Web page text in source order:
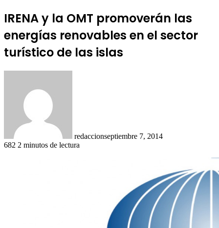
IRENA y la OMT promoverán las
energías renovables en el sector
turístico de las islas
redaccionseptiembre 7, 2014
682 2 minutos de lectura